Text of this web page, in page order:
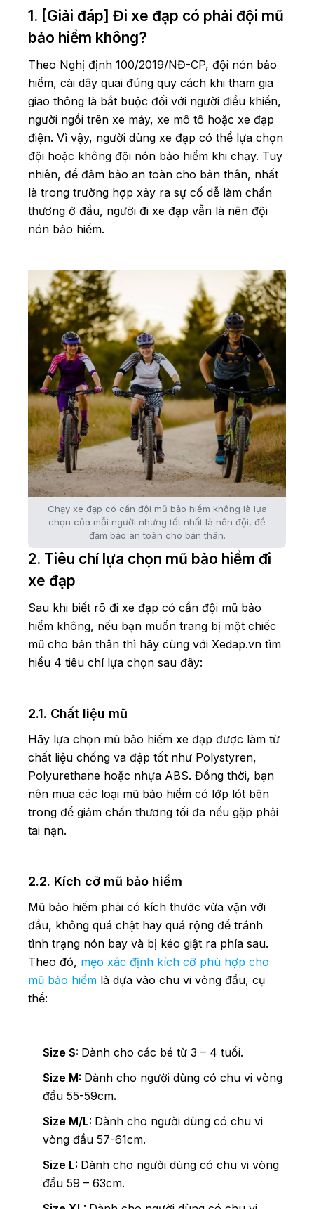
1. [Giải đáp] Đi xe đạp có phải đội mũ
bảo hiểm không?
Theo Nghị định 100/2019/NĐ-CP, đội nón bảo
hiểm, cài dây quai đúng quy cách khi tham gia
giao thông là bắt buộc đối với người điều khiển,
người ngồi trên xe máy, xe mô tô hoặc xe đạp
điện. Vì vậy, người dùng xe đạp có thể lựa chọn
đội hoặc không đội nón bảo hiểm khi chạy. Tuy
nhiên, để đảm bảo an toàn cho bản thân, nhất
là trong trường hợp xảy ra sự cố dễ làm chấn
thương ở đầu, người đi xe đạp vẫn là nên đội
nón bảo hiểm.
Chạy xe đạp có cần đội mũ bảo hiểm không là lựa
chọn của mỗi người nhưng tốt nhất là nên đội, để
đảm bảo an toàn cho bản thân.
2. Tiêu chí lựa chọn mũ bảo hiểm đi
xe đạp
Sau khi biết rõ đi xe đạp có cần đội mũ bảo
hiểm không, nếu bạn muốn trang bị một chiếc
mũ cho bản thân thì hãy cùng với Xedap.vn tìm
hiểu 4 tiêu chí lựa chọn sau đây:
2.1. Chất liệu mũ
Hãy lựa chọn mũ bảo hiểm xe đạp được làm từ
chất liệu chống va đập tốt như Polystyren,
Polyurethane hoặc nhựa ABS. Đồng thời, bạn
nên mua các loại mũ bảo hiểm có lớp lót bên
trong để giảm chấn thương tối đa nếu gặp phải
tai nạn.
2.2. Kích cỡ mũ bảo hiểm
Mũ bảo hiểm phải có kích thước vừa vặn với
đầu, không quá chật hay quá rộng để tránh
tình trạng nón bay và bị kéo giật ra phía sau.
Theo đó, mẹo xác định kích cỡ phù hợp cho
mũ bảo hiểm là dựa vào chu vi vòng đầu, cụ
thể:
Size S: Dành cho các bé từ 3 – 4 tuổi.
Size M: Dành cho người dùng có chu vi vòng
đầu 55-59cm.
Size M/L: Dành cho người dùng có chu vi
vòng đầu 57-61cm.
Size L: Dành cho người dùng có chu vi vòng
đầu 59 – 63cm.